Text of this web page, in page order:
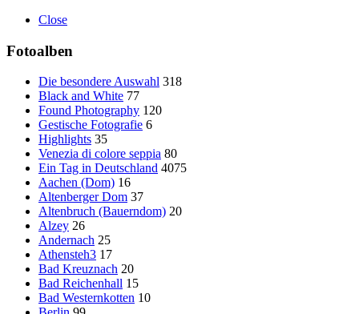
Close
Fotoalben
Die besondere Auswahl 318
Black and White 77
Found Photography 120
Gestische Fotografie 6
Highlights 35
Venezia di colore seppia 80
Ein Tag in Deutschland 4075
Aachen (Dom) 16
Altenberger Dom 37
Altenbruch (Bauerndom) 20
Alzey 26
Andernach 25
Athensteh3 17
Bad Kreuznach 20
Bad Reichenhall 15
Bad Westernkotten 10